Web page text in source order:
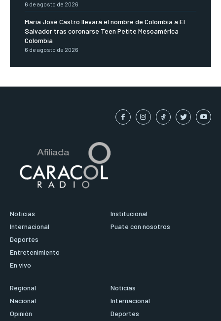
6 de agosto de 2026
María José Castro llevará el nombre de Colombia a El
Salvador tras coronarse Teen Petite Mesoamérica
Colombia
6 de agosto de 2026
Noticias
Internacional
Deportes
Entretenimiento
En vivo
Institucional
Puate con nosotros
Regional
Nacional
Opinión
Noticias
Internacional
Deportes